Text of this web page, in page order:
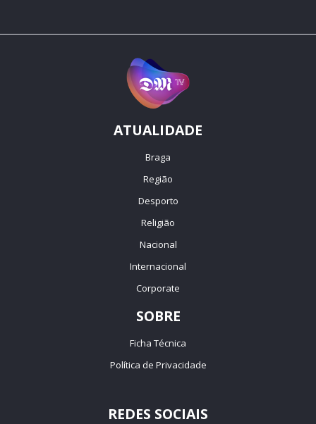
ATUALIDADE
Braga
Região
Desporto
Religião
Nacional
Internacional
Corporate
SOBRE
Ficha Técnica
Política de Privacidade
REDES SOCIAIS